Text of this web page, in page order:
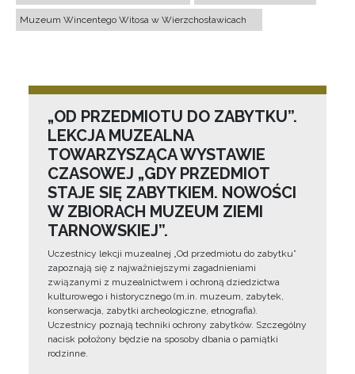
Muzeum Wincentego Witosa w Wierzchosławicach
„OD PRZEDMIOTU DO ZABYTKU”.
LEKCJA MUZEALNA
TOWARZYSZĄCA WYSTAWIE
CZASOWEJ „GDY PRZEDMIOT
STAJE SIĘ ZABYTKIEM. NOWOŚCI
W ZBIORACH MUZEUM ZIEMI
TARNOWSKIEJ”.
Uczestnicy lekcji muzealnej „Od przedmiotu do zabytku”
zapoznają się z najważniejszymi zagadnieniami
związanymi z muzealnictwem i ochroną dziedzictwa
kulturowego i historycznego (m.in. muzeum, zabytek,
konserwacja, zabytki archeologiczne, etnografia).
Uczestnicy poznają techniki ochrony zabytków. Szczególny
nacisk położony będzie na sposoby dbania o pamiątki
rodzinne.